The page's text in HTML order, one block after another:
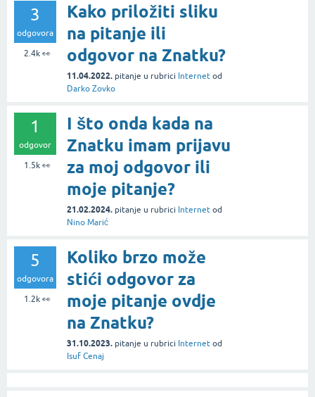
3
odgovora
2.4k👀
Kako priložiti sliku
na pitanje ili
odgovor na Znatku?
11.04.2022. pitanje u rubrici Internet od
Darko Zovko
1
odgovor
1.5k👀
I što onda kada na
Znatku imam prijavu
za moj odgovor ili
moje pitanje?
21.02.2024. pitanje u rubrici Internet od
Nino Marić
5
odgovora
1.2k👀
Koliko brzo može
stići odgovor za
moje pitanje ovdje
na Znatku?
31.10.2023. pitanje u rubrici Internet od
Isuf Cenaj